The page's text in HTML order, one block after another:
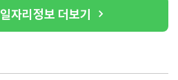
일자리정보 더보기